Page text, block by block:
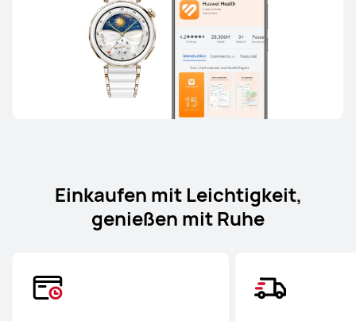
Einkaufen mit Leichtigkeit,
genießen mit Ruhe